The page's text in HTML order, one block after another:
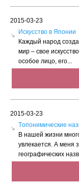
2015-03-23
Искусство в Японии
Каждый народ
мир – свое
особое лицо, его...
2015-03-23
Tопонимические
В нашей жизни
увлекается. А меня
географических